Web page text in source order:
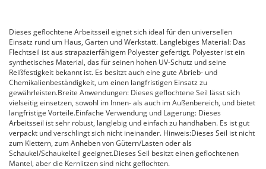
Dieses geflochtene Arbeitsseil eignet sich ideal für den universellen
Einsatz rund um Haus, Garten und Werkstatt. Langlebiges Material: Das
Flechtseil ist aus strapazierfähigem Polyester gefertigt. Polyester ist ein
synthetisches Material, das für seinen hohen UV-Schutz und seine
Reißfestigkeit bekannt ist. Es besitzt auch eine gute Abrieb- und
Chemikalienbeständigkeit, um einen langfristigen Einsatz zu
gewährleisten.Breite Anwendungen: Dieses geflochtene Seil lässt sich
vielseitig einsetzen, sowohl im Innen- als auch im Außenbereich, und bietet
langfristige Vorteile.Einfache Verwendung und Lagerung: Dieses
Arbeitsseil ist sehr robust, langlebig und einfach zu handhaben. Es ist gut
verpackt und verschlingt sich nicht ineinander. Hinweis:Dieses Seil ist nicht
zum Klettern, zum Anheben von Gütern/Lasten oder als
Schaukel/Schaukelteil geeignet.Dieses Seil besitzt einen geflochtenen
Mantel, aber die Kernlitzen sind nicht geflochten.